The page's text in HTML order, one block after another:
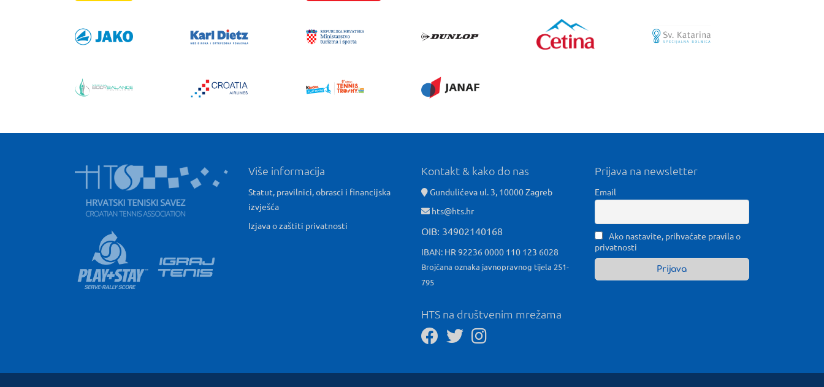
Više informacija
Statut, pravilnici, obrasci i financijska
izvješća
Izjava o zaštiti privatnosti
Kontakt & kako do nas
Gundulićeva ul. 3, 10000 Zagreb
hts@hts.hr
OIB: 34902140168
IBAN: HR 92236 0000 110 123 6028
Brojčana oznaka javnopravnog tijela 251-
795
HTS na društvenim mrežama
Prijava na newsletter
Email
Ako nastavite, prihvaćate pravila o
privatnosti